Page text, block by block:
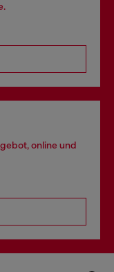
online und